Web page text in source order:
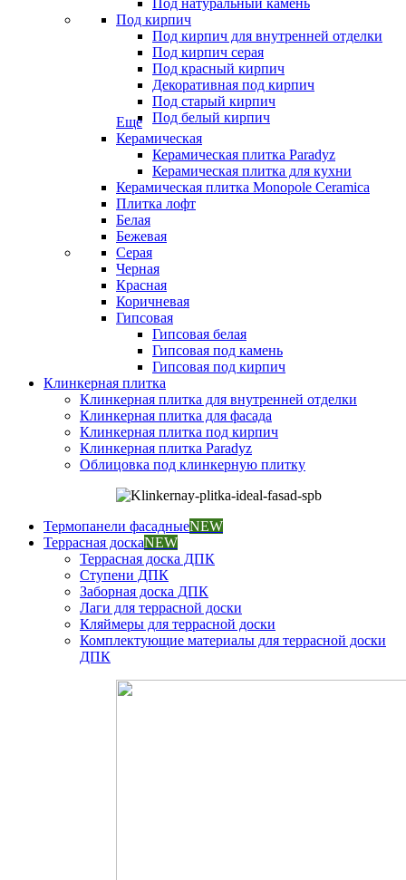
Под натуральный камень
Под кирпич
Под кирпич для внутренней отделки
Под кирпич серая
Под красный кирпич
Декоративная под кирпич
Под старый кирпич
Под белый кирпич
Еще
Керамическая
Керамическая плитка Paradyz
Керамическая плитка для кухни
Керамическая плитка Monopole Ceramica
Плитка лофт
Белая
Бежевая
Серая
Черная
Красная
Коричневая
Гипсовая
Гипсовая белая
Гипсовая под камень
Гипсовая под кирпич
Клинкерная плитка
Клинкерная плитка для внутренней отделки
Клинкерная плитка для фасада
Клинкерная плитка под кирпич
Клинкерная плитка Paradyz
Облицовка под клинкерную плитку
Термопанели фасадныеNEW
Террасная доскаNEW
Террасная доска ДПК
Ступени ДПК
Заборная доска ДПК
Лаги для террасной доски
Кляймеры для террасной доски
Комплектующие материалы для террасной доски
ДПК